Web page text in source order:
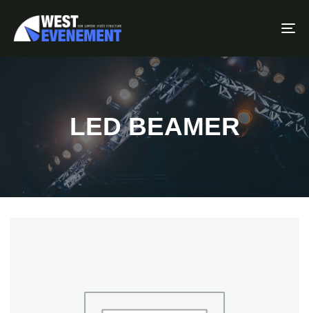
LED BEAMER